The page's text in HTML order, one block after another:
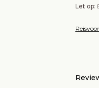
Let op: